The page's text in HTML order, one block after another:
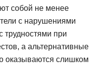
собой не менее
с нарушениями
трудностями при
а альтернативные
оказываются слишком